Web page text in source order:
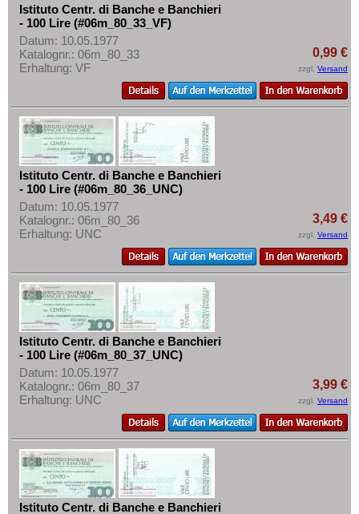
Istituto Centr. di Banche e Banchieri
- 100 Lire (#06m_80_33_VF)
Datum: 10.05.1977
Katalognr.: 06m_80_33
Erhaltung: VF
0,99 €
zzgl. Versand
Istituto Centr. di Banche e Banchieri
- 100 Lire (#06m_80_36_UNC)
Datum: 10.05.1977
Katalognr.: 06m_80_36
Erhaltung: UNC
3,49 €
zzgl. Versand
Istituto Centr. di Banche e Banchieri
- 100 Lire (#06m_80_37_UNC)
Datum: 10.05.1977
Katalognr.: 06m_80_37
Erhaltung: UNC
3,99 €
zzgl. Versand
Istituto Centr. di Banche e Banchieri